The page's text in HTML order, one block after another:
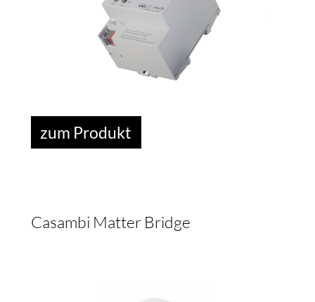
zum Produkt
Casambi Matter Bridge